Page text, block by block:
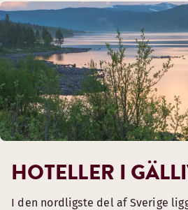
HOTELLER I
I den nordligste del af Sverige